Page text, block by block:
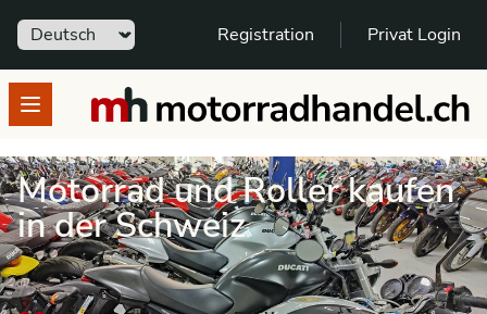
Sprache Registration Privat Login
Open menumotorradhandel.ch
Motorrad und Roller kaufen
in der Schweiz